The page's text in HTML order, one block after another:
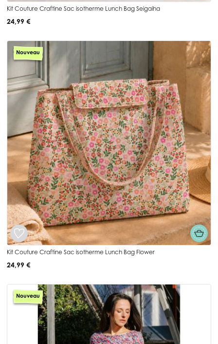
Kit Couture Craftine Sac isotherme Lunch Bag Seigaiha
24,99 €
Nouveau
Kit Couture Craftine Sac isotherme Lunch Bag Flower
24,99 €
Nouveau